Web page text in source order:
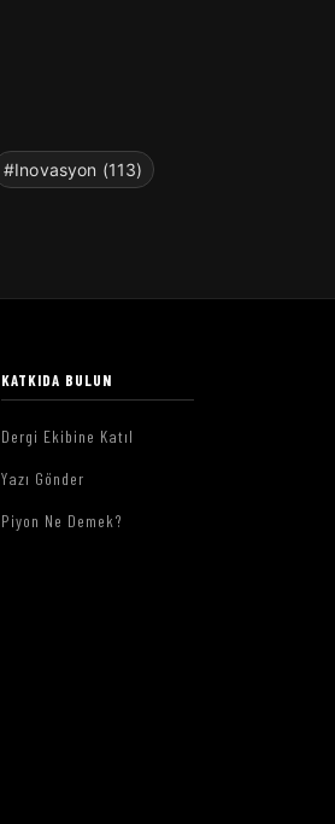
#Inovasyon (113)
KATKIDA BULUN
Dergi Ekibine Katıl
Yazı Gönder
Piyon Ne Demek?